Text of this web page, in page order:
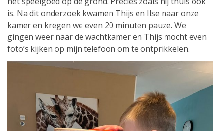
is. Na dit onderzoek kwamen Thijs en Ilse naar onze
kamer en kregen we even 20 minuten pauze. We
gingen weer naar de wachtkamer en Thijs mocht even
foto’s kijken op mijn telefoon om te ontprikkelen.